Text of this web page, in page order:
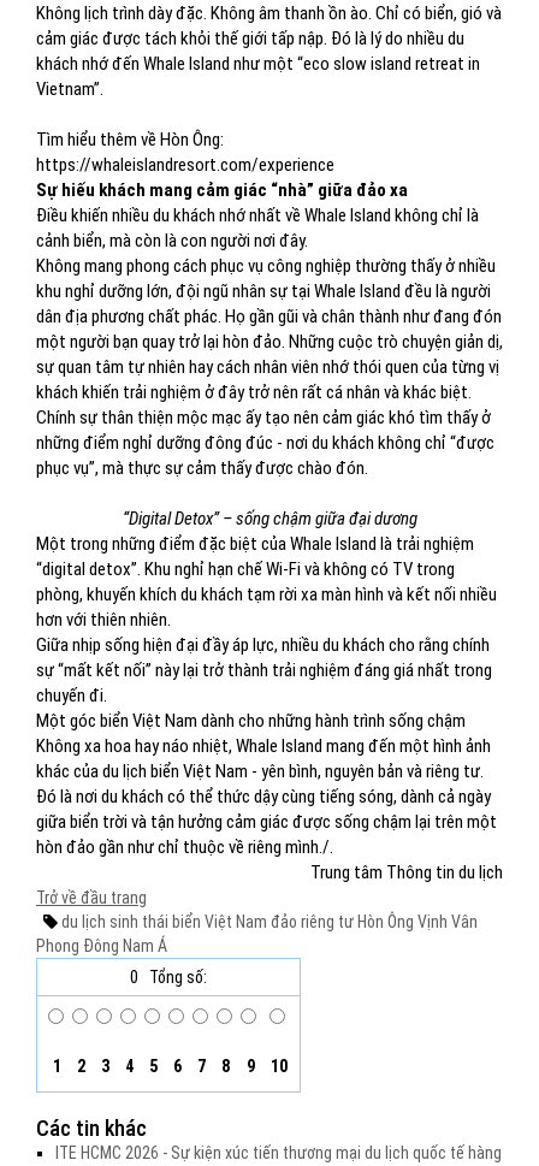
Không lịch trình dày đặc. Không âm thanh ồn ào. Chỉ có biển, gió và
cảm giác được tách khỏi thế giới tấp nập. Đó là lý do nhiều du
khách nhớ đến Whale Island như một “eco slow island retreat in
Vietnam”.
Tìm hiểu thêm về Hòn Ông:
https://whaleislandresort.com/experience
Sự hiếu khách mang cảm giác “nhà” giữa đảo xa
Điều khiến nhiều du khách nhớ nhất về Whale Island không chỉ là
cảnh biển, mà còn là con người nơi đây.
Không mang phong cách phục vụ công nghiệp thường thấy ở nhiều
khu nghỉ dưỡng lớn, đội ngũ nhân sự tại Whale Island đều là người
dân địa phương chất phác. Họ gần gũi và chân thành như đang đón
một người bạn quay trở lại hòn đảo. Những cuộc trò chuyện giản dị,
sự quan tâm tự nhiên hay cách nhân viên nhớ thói quen của từng vị
khách khiến trải nghiệm ở đây trở nên rất cá nhân và khác biệt.
Chính sự thân thiện mộc mạc ấy tạo nên cảm giác khó tìm thấy ở
những điểm nghỉ dưỡng đông đúc - nơi du khách không chỉ “được
phục vụ”, mà thực sự cảm thấy được chào đón.
“Digital Detox” – sống chậm giữa đại dương
Một trong những điểm đặc biệt của Whale Island là trải nghiệm
“digital detox”. Khu nghỉ hạn chế Wi-Fi và không có TV trong
phòng, khuyến khích du khách tạm rời xa màn hình và kết nối nhiều
hơn với thiên nhiên.
Giữa nhịp sống hiện đại đầy áp lực, nhiều du khách cho rằng chính
sự “mất kết nối” này lại trở thành trải nghiệm đáng giá nhất trong
chuyến đi.
Một góc biển Việt Nam dành cho những hành trình sống chậm
Không xa hoa hay náo nhiệt, Whale Island mang đến một hình ảnh
khác của du lịch biển Việt Nam - yên bình, nguyên bản và riêng tư.
Đó là nơi du khách có thể thức dậy cùng tiếng sóng, dành cả ngày
giữa biển trời và tận hưởng cảm giác được sống chậm lại trên một
hòn đảo gần như chỉ thuộc về riêng mình./.
Trung tâm Thông tin du lịch
Trở về đầu trang
du lịch sinh thái biển Việt Nam đảo riêng tư Hòn Ông Vịnh Vân
Phong Đông Nam Á
0
Tổng số:
1 2 3 4 5 6 7 8 9 10
Các tin khác
ITE HCMC 2026 - Sự kiện xúc tiến thương mại du lịch quốc tế hàng